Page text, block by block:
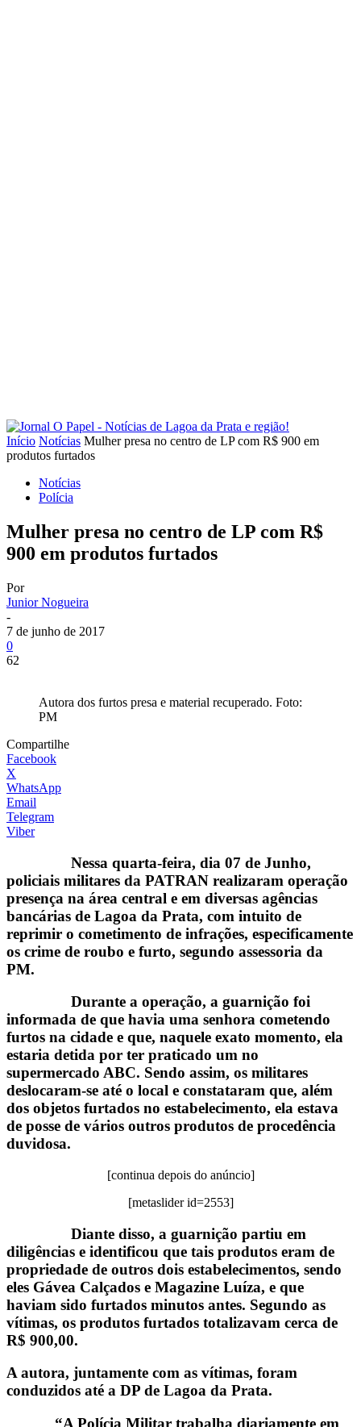
Início Notícias Mulher presa no centro de LP com R$ 900 em
produtos furtados
Notícias
Polícia
Mulher presa no centro de LP com R$
900 em produtos furtados
Por
Junior Nogueira
-
7 de junho de 2017
0
62
Autora dos furtos presa e material recuperado. Foto:
PM
Compartilhe
Facebook
X
WhatsApp
Email
Telegram
Viber
Nessa quarta-feira, dia 07 de Junho,
policiais militares da PATRAN realizaram operação
presença na área central e em diversas agências
bancárias de Lagoa da Prata, com intuito de
reprimir o cometimento de infrações, especificamente
os crime de roubo e furto, segundo assessoria da
PM.
Durante a operação, a guarnição foi
informada de que havia uma senhora cometendo
furtos na cidade e que, naquele exato momento, ela
estaria detida por ter praticado um no
supermercado ABC. Sendo assim, os militares
deslocaram-se até o local e constataram que, além
dos objetos furtados no estabelecimento, ela estava
de posse de vários outros produtos de procedência
duvidosa.
[continua depois do anúncio]
[metaslider id=2553]
Diante disso, a guarnição partiu em
diligências e identificou que tais produtos eram de
propriedade de outros dois estabelecimentos, sendo
eles Gávea Calçados e Magazine Luíza, e que
haviam sido furtados minutos antes. Segundo as
vítimas, os produtos furtados totalizavam cerca de
R$ 900,00.
A autora, juntamente com as vítimas, foram
conduzidos até a DP de Lagoa da Prata.
“A Polícia Militar trabalha diariamente em